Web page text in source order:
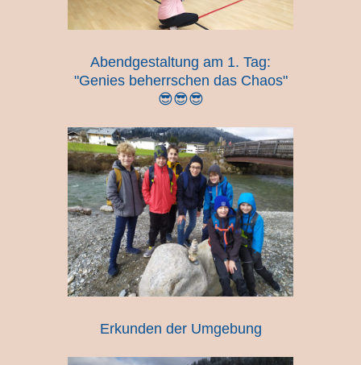
Abendgestaltung am 1. Tag:
"Genies beherrschen das Chaos"
😎😎😎
Erkunden der Umgebung